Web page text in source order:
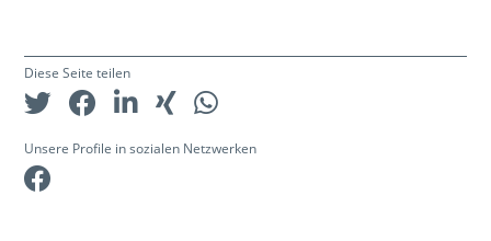
Diese Seite teilen
Unsere Profile in sozialen Netzwerken